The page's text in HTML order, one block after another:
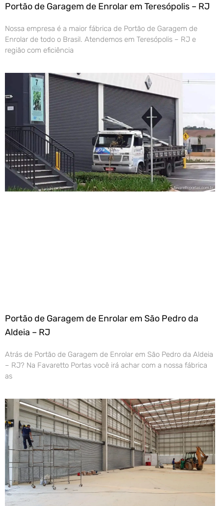
Portão de Garagem de Enrolar em Teresópolis – RJ
Nossa empresa é a maior fábrica de Portão de Garagem de
Enrolar de todo o Brasil. Atendemos em Teresópolis – RJ e
região com eficiência
Portão de Garagem de Enrolar em São Pedro da
Aldeia – RJ
Atrás de Portão de Garagem de Enrolar em São Pedro da Aldeia
– RJ? Na Favaretto Portas você irá achar com a nossa fábrica
as